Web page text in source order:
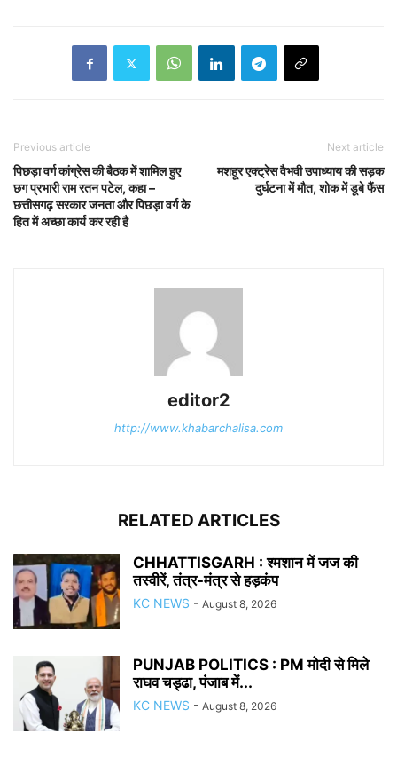
Previous article
पिछड़ा वर्ग कांग्रेस की बैठक में शामिल हुए
छग प्रभारी राम रतन पटेल, कहा –
छत्तीसगढ़ सरकार जनता और पिछड़ा वर्ग के
हित में अच्छा कार्य कर रही है
Next article
मशहूर एक्ट्रेस वैभवी उपाध्याय की सड़क
दुर्घटना में मौत, शोक में डूबे फैंस
editor2
http://www.khabarchalisa.com
RELATED ARTICLES
CHHATTISGARH : श्मशान में जज की
तस्वीरें, तंत्र-मंत्र से हड़कंप
KC NEWS - August 8, 2026
PUNJAB POLITICS : PM मोदी से मिले
राघव चड्ढा, पंजाब में...
KC NEWS - August 8, 2026